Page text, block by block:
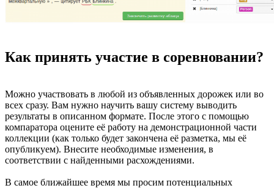
Как принять участие в соревновании?
Можно участвовать в любой из объявленных дорожек или во
всех сразу. Вам нужно научить вашу систему выводить
результаты в описанном формате. После этого с помощью
компаратора оцените её работу на демонстрационной части
коллекции (как только будет закончена её разметка, мы её
опубликуем). Внесите необходимые изменения, в
соответствии с найденными расхождениями.
В самое ближайшее время мы просим потенциальных